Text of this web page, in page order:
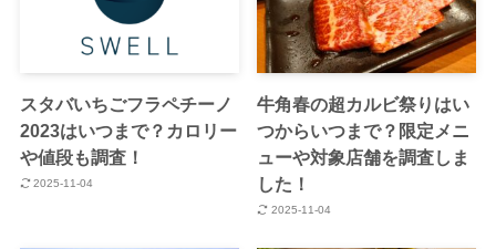
スタバいちごフラペチーノ
2023はいつまで？カロリー
や値段も調査！
2025-11-04
牛角春の超カルビ祭りはい
つからいつまで？限定メニ
ューや対象店舗を調査しま
した！
2025-11-04